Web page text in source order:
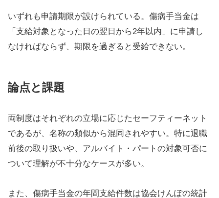
いずれも申請期限が設けられている。傷病手当金は
「支給対象となった日の翌日から2年以内」に申請し
なければならず、期限を過ぎると受給できない。
論点と課題
両制度はそれぞれの立場に応じたセーフティーネット
であるが、名称の類似から混同されやすい。特に退職
前後の取り扱いや、アルバイト・パートの対象可否に
ついて理解が不十分なケースが多い。
また、傷病手当金の年間支給件数は協会けんぽの統計